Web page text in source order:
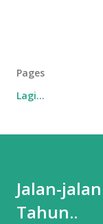
Pages
Lagi…
Jalan-
Tahun..